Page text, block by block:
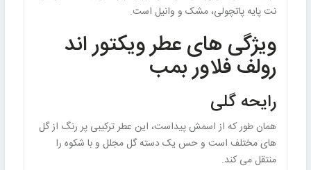
نت پایه پاتچولی، مشک و وانیل است.
ویژگی های عطر ویکتور اند
رولف فلاور بمب
رایحه گلی
همان‌ طور که از اسمش پیداست، این عطر ترکیبی پر رنگ از گل‌
های مختلف است و حس یک دسته‌ گل مجلل و با شکوه را
منتقل می‌ کند.